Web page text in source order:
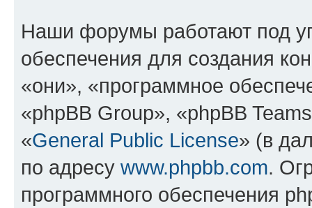
Наши форумы работают под
обеспечения для создания
«они», «программное
«phpBB Group», «phpBB
«General Public License» (в
по адресу www.phpbb.com.
программного обеспечения